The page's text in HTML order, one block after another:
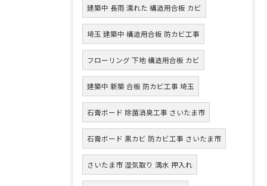
建築中 長雨 濡れた 構造用合板 カビ
埼玉 建築中 構造用合板 防カビ工事
フローリング 下地 構造用合板 カビ
建築中 新築 合板 防カビ工事 埼玉
石膏ボード 除菌消臭工事 さいたま市
石膏ボード 黒カビ 防カビ工事 さいたま市
さいたま市 湿気取り 満水 押入れ